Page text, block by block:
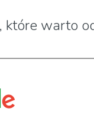
które warto